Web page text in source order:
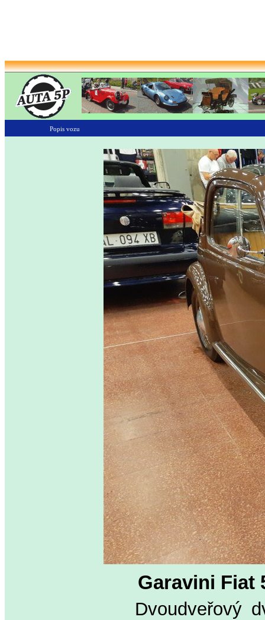
Popis vozu
Garavini Fiat
Dvoudveřový